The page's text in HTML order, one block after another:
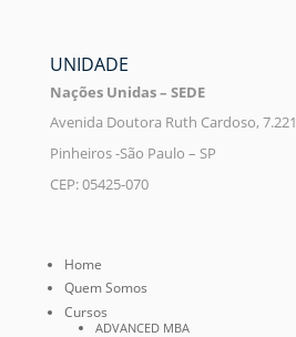
UNIDADE
Nações Unidas – SEDE
Avenida Doutora Ruth Cardoso, 7.221
Pinheiros -São Paulo – SP
CEP: 05425-070
Home
Quem Somos
Cursos
ADVANCED MBA